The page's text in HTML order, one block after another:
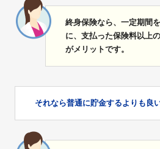
終身保険なら、一定期間
に、支払った保険料以上
がメリットです。
それなら普通に貯金するよりも良